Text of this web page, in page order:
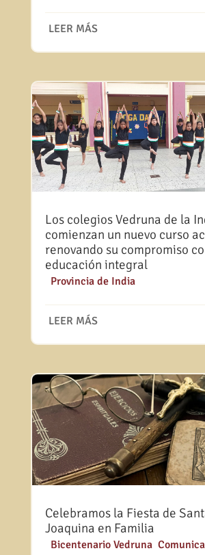
LEER MÁS
Los colegios Vedruna de la
comienzan un nuevo curso
renovando su compromiso
educación integral
Provincia de India
LEER MÁS
Celebramos la Fiesta de
Joaquina en Familia
Bicentenario Vedruna,